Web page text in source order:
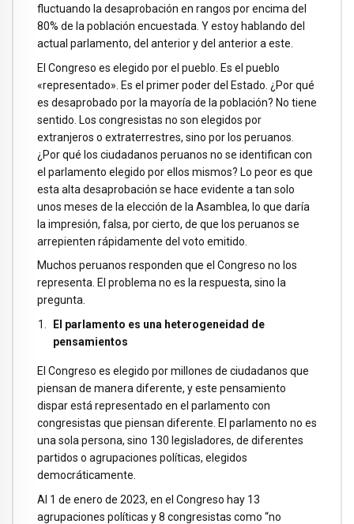
fluctuando la desaprobación en rangos por encima del
80% de la población encuestada. Y estoy hablando del
actual parlamento, del anterior y del anterior a este.
El Congreso es elegido por el pueblo. Es el pueblo
«representado». Es el primer poder del Estado. ¿Por qué
es desaprobado por la mayoría de la población? No tiene
sentido. Los congresistas no son elegidos por
extranjeros o extraterrestres, sino por los peruanos.
¿Por qué los ciudadanos peruanos no se identifican con
el parlamento elegido por ellos mismos? Lo peor es que
esta alta desaprobación se hace evidente a tan solo
unos meses de la elección de la Asamblea, lo que daría
la impresión, falsa, por cierto, de que los peruanos se
arrepienten rápidamente del voto emitido.
Muchos peruanos responden que el Congreso no los
representa. El problema no es la respuesta, sino la
pregunta.
El parlamento es una heterogeneidad de
pensamientos
El Congreso es elegido por millones de ciudadanos que
piensan de manera diferente, y este pensamiento
dispar está representado en el parlamento con
congresistas que piensan diferente. El parlamento no es
una sola persona, sino 130 legisladores, de diferentes
partidos o agrupaciones políticas, elegidos
democráticamente.
Al 1 de enero de 2023, en el Congreso hay 13
agrupaciones políticas y 8 congresistas como “no